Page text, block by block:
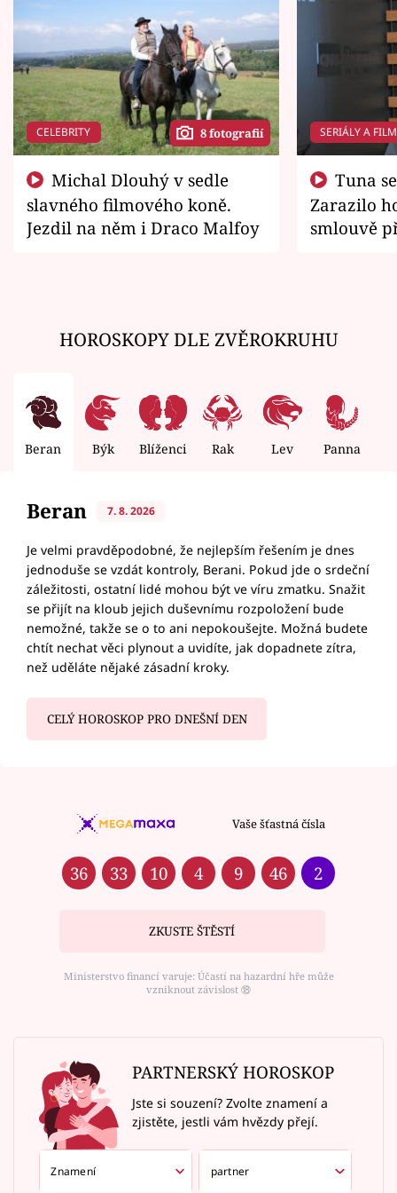
CELEBRITY 8 fotografií
slavného filmového koně.
Jezdil na něm i Draco Malfoy
SERIÁLY A
Zarazilo
smlouvě
HOROSKOPY DLE ZVĚROKRUHU
Beran Býk Blíženci Rak Lev Panna
Beran 7. 8. 2026
Je velmi pravděpodobné, že nejlepším řešením je dnes
jednoduše se vzdát kontroly, Berani. Pokud jde o srdeční
záležitosti, ostatní lidé mohou být ve víru zmatku. Snažit
se přijít na kloub jejich duševnímu rozpoložení bude
nemožné, takže se o to ani nepokoušejte. Možná budete
chtít nechat věci plynout a uvidíte, jak dopadnete zítra,
než uděláte nějaké zásadní kroky.
CELÝ HOROSKOP PRO DNEŠNÍ DEN
Vaše šťastná čísla
36 33 10 4 9 46 2
ZKUSTE ŠTĚSTÍ
Ministerstvo financí varuje: Účastí na hazardní hře může
vzniknout závislost ⑱
PARTNERSKÝ HOROSKOP
Jste si souzení? Zvolte znamení a
zjistěte, jestli vám hvězdy přejí.